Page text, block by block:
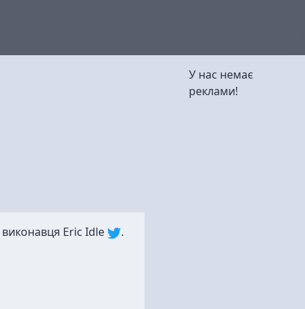
виконавця Eric Idle
.
У нас немає
реклами!